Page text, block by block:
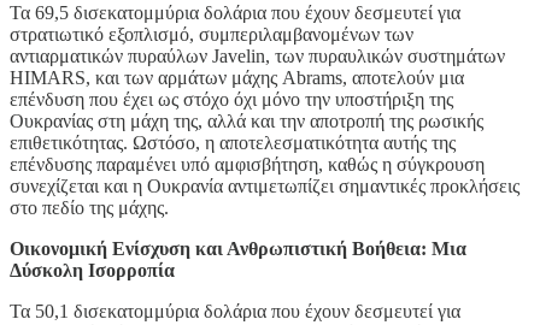
Τα 69,5 δισεκατομμύρια δολάρια που έχουν δεσμευτεί για
στρατιωτικό εξοπλισμό, συμπεριλαμβανομένων των
αντιαρματικών πυραύλων Javelin, των πυραυλικών συστημάτων
HIMARS, και των αρμάτων μάχης Abrams, αποτελούν μια
επένδυση που έχει ως στόχο όχι μόνο την υποστήριξη της
Ουκρανίας στη μάχη της, αλλά και την αποτροπή της ρωσικής
επιθετικότητας. Ωστόσο, η αποτελεσματικότητα αυτής της
επένδυσης παραμένει υπό αμφισβήτηση, καθώς η σύγκρουση
συνεχίζεται και η Ουκρανία αντιμετωπίζει σημαντικές προκλήσεις
στο πεδίο της μάχης.
Οικονομική Ενίσχυση και Ανθρωπιστική Βοήθεια: Μια
Δύσκολη Ισορροπία
Τα 50,1 δισεκατομμύρια δολάρια που έχουν δεσμευτεί για